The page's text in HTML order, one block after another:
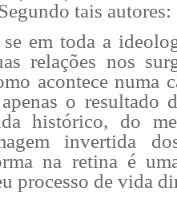
tais autores:
em toda a
relações nos
acontece numa
o resultado
histórico, do
invertida
na retina é
processo de vida